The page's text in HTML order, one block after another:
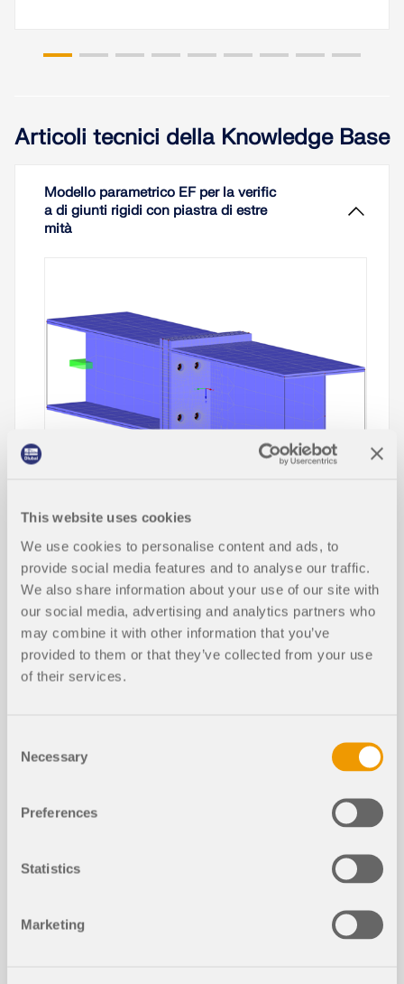
This website uses cookies
We use cookies to personalise content and ads, to
provide social media features and to analyse our traffic.
We also share information about your use of our site with
our social media, advertising and analytics partners who
may combine it with other information that you’ve
provided to them or that they’ve collected from your use
of their services.
Selection
Necessary
Preferences
Statistics
Marketing
Articoli tecnici della Knowledge Base
Modello parametrico EF per la verific
a di giunti rigidi con piastra di estre
mità
La progettazione di collegamenti rigidi con piastra
di estremità viene utilizzata in particolare per le
geometrie dei collegamenti a quattro file e il carico
di flessione multi-assiale perché non ci sono
metodi di progettazione ufficiali disponibili.
Leggi di più
lementi shell
do EN 1993-1-8